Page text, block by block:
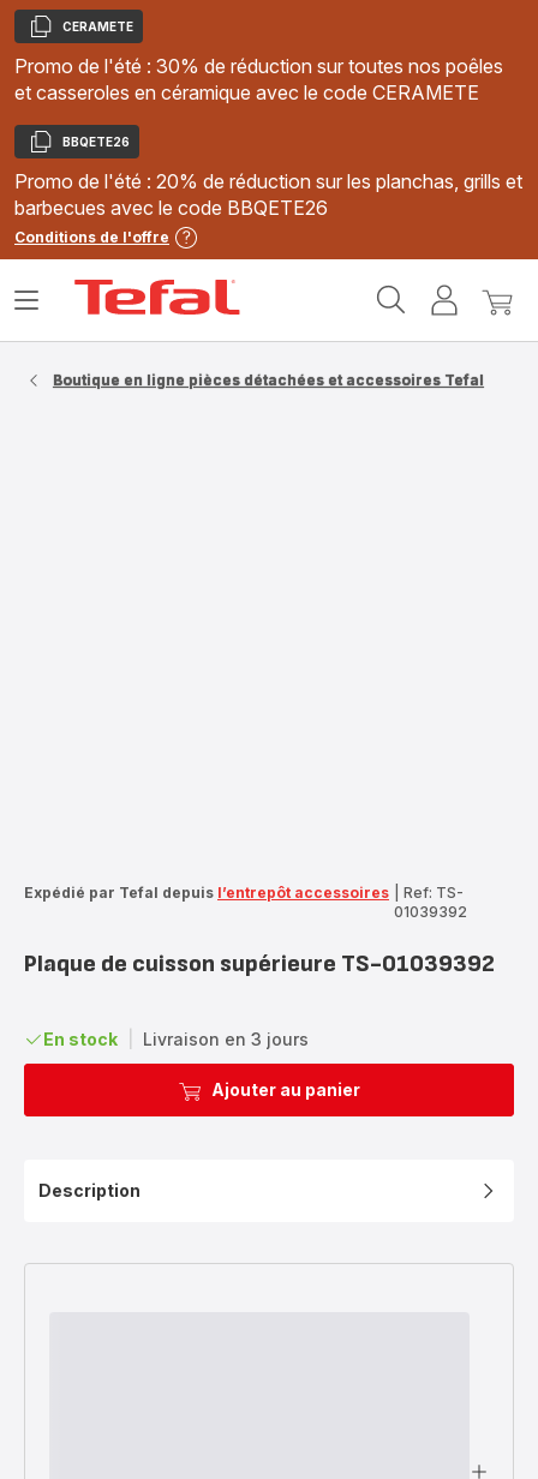
Copier
CERAMETE
Promo de l'été : 30% de réduction sur toutes nos poêles
et casseroles en céramique avec le code CERAMETE
Copier
BBQETE26
Promo de l'été : 20% de réduction sur les planchas, grills et
barbecues avec le code BBQETE26
Conditions de l'offre
MonMon
Ouvrir
Boutique en ligne pièces détachées et accessoires Tefal
Expédié par Tefal depuis l’entrepôt accessoires
Ref: TS-
01039392
Plaque de cuisson supérieure TS-01039392
En stock Livraison en 3 jours
Ajouter au panier
Description